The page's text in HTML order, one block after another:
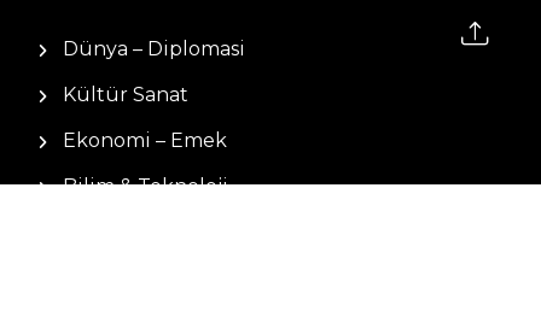
Dünya – Diplomasi
Kültür Sanat
Ekonomi – Emek
Bilim & Teknoloji